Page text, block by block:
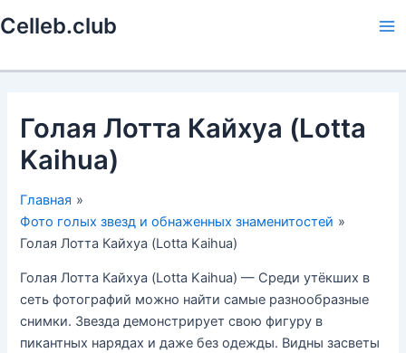
кCelleb.club
Голая Лотта Кайхуа (Lotta
Kaihua)
Главная
Фото голых звезд и обнаженных знаменитостей
Голая Лотта Кайхуа (Lotta Kaihua)
Голая Лотта Кайхуа (Lotta Kaihua) — Среди утёкших в
сеть фотографий можно найти самые разнообразные
снимки. Звезда демонстрирует свою фигуру в
пикантных нарядах и даже без одежды. Видны засветы